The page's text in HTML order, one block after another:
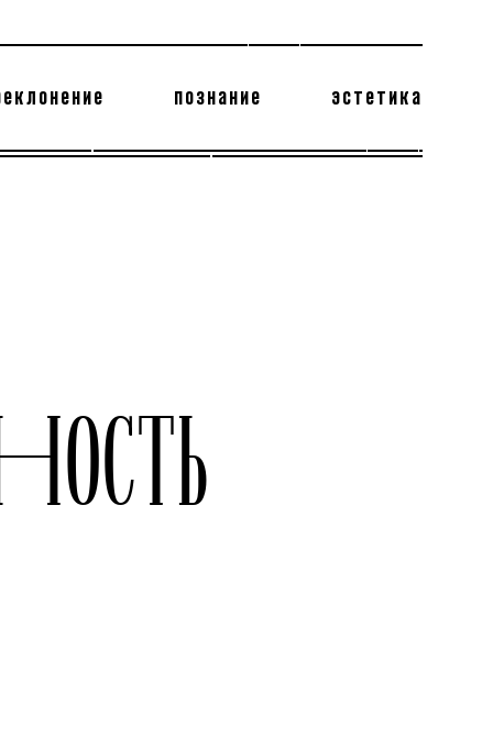
познание эстетика